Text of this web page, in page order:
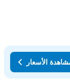
الأسعار